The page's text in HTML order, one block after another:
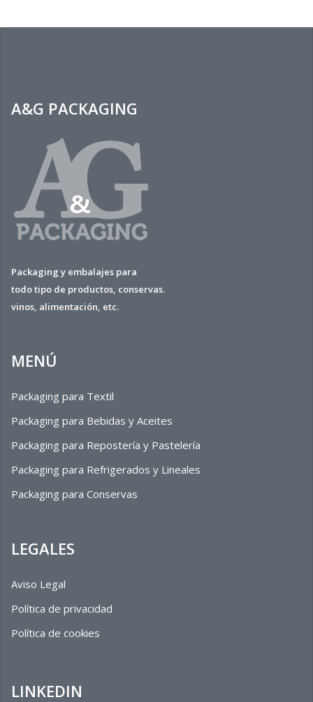
A&G PACKAGING
Packaging y embalajes para
todo tipo de productos, conservas.
vinos, alimentación, etc.
MENÚ
Packaging para Textil
Packaging para Bebidas y Aceites
Packaging para Repostería y Pastelería
Packaging para Refrigerados y Lineales
Packaging para Conservas
LEGALES
Aviso Legal
Política de privacidad
Política de cookies
LINKEDIN